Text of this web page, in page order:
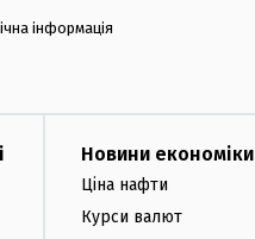
інформація
Новини економіки
Ціна нафти
Курси валют